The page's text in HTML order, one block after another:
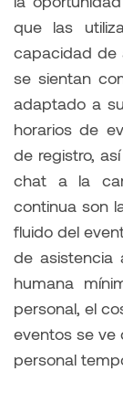
que las
capacidad de
se sientan
adaptado a
horarios de
de registro,
chat a la
continua son
fluido del
de asistencia
humana
personal, el
eventos se ve
personal